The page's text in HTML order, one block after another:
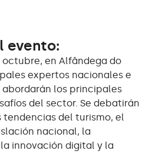
evento:
octubre, en Alfândega do
expertos nacionales e
los principales
del sector. Se debatirán
tendencias del turismo, el
nacional, la
innovación digital y la